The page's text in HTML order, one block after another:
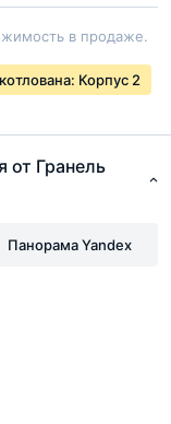
в продаже.
Корпус 2
от Гранель
Панорама Yandex